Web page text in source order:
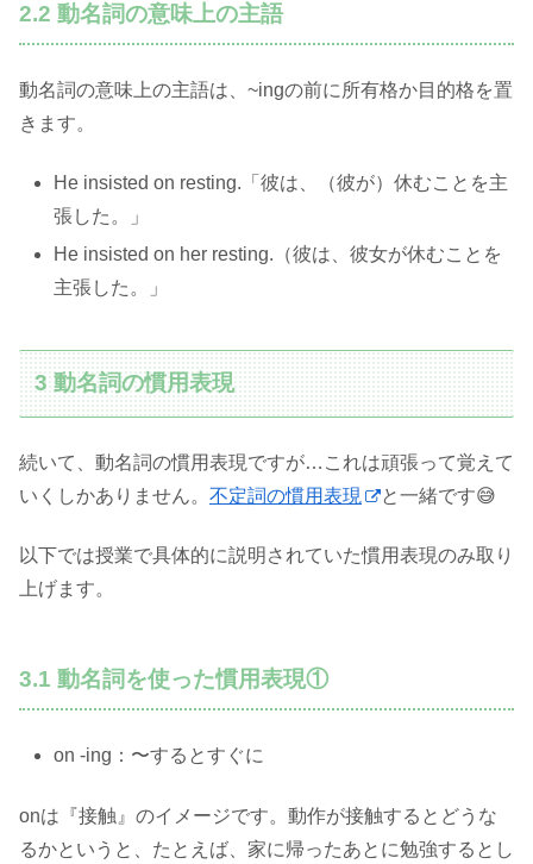
2.2 動名詞の意味上の主語
動名詞の意味上の主語は、~ingの前に所有格か目的格を置
きます。
He insisted on resting.「彼は、（彼が）休むことを主
張した。」
He insisted on her resting.（彼は、彼女が休むことを
主張した。」
3 動名詞の慣用表現
続いて、動名詞の慣用表現ですが…これは頑張って覚えて
いくしかありません。 不定詞の慣用表現 と一緒です😅
以下では授業で具体的に説明されていた慣用表現のみ取り
上げます。
3.1 動名詞を使った慣用表現①
on -ing：〜するとすぐに
onは『接触』のイメージです。動作が接触するとどうな
るかというと、たとえば、家に帰ったあとに勉強するとし